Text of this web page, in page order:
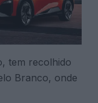
tem recolhido
Branco, onde